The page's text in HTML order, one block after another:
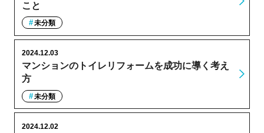
こと
未分類
マンションのトイレリフォームを成功に導く考え
方
2024.12.03
未分類
2024.12.02